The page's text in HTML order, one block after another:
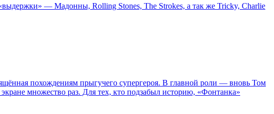
— Мадонны, Rolling Stones, The Strokes, а так же Tricky, Charlie
похождениям прыгучего супергероя. В главной роли — вновь Том
множество раз. Для тех, кто подзабыл историю, «Фонтанка»